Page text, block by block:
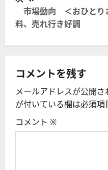
ゲ
ー
シ
ョ
ン
市場動向 ＜おひとり
料、売れ行き好調
コメントを残す
メールアドレスが公開さ
が付いている欄は必須項
コメント ※